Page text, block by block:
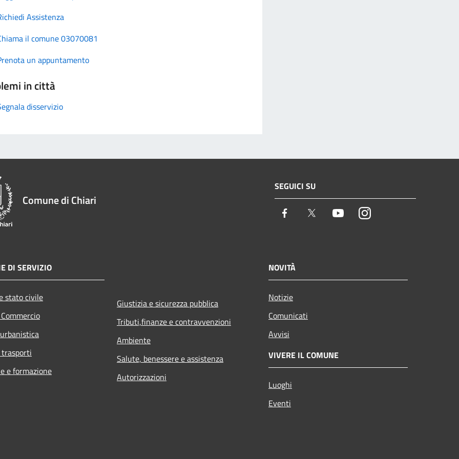
Assistenza
il comune 03070081
un appuntamento
in città
disservizio
Comune di Chiari
SEGUICI SU
Facebook Twitter YoutubeInstagram
DI SERVIZIO
stato civile
e formazione
Giustizia e sicurezza pubblica
Tributi,finanze e contravvenzioni
Ambiente
Salute, benessere e assistenza
Autorizzazioni
NOVITÀ
Notizie
Comunicati
Avvisi
VIVERE IL COMUNE
Luoghi
Eventi